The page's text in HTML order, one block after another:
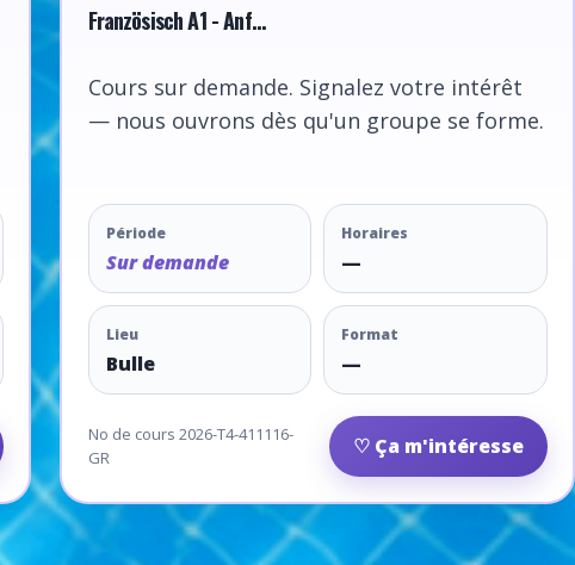
Französisch A1 - Anf...
Cours sur demande. Signalez votre intérêt
— nous ouvrons dès qu'un groupe se forme.
Période
Sur demande
Horaires
—
Lieu
Bulle
Format
—
No de cours 2026-T4-411116-
GR
♡ Ça m'intéresse